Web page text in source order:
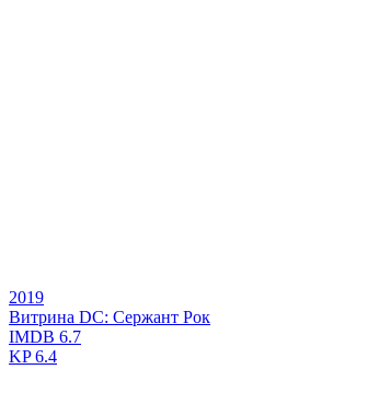
2019
Витрина DC: Сержант Рок
IMDB 6.7
KP6.4